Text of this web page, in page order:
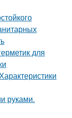
для
руками.